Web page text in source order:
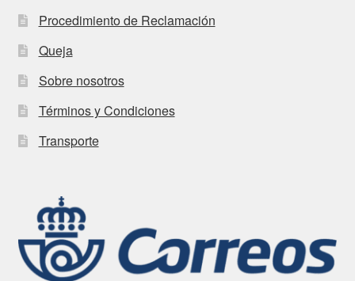
Procedimiento de Reclamación
Queja
Sobre nosotros
Términos y Condiciones
Transporte